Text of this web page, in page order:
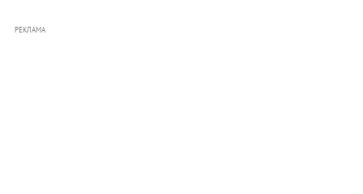
РЕКЛАМА